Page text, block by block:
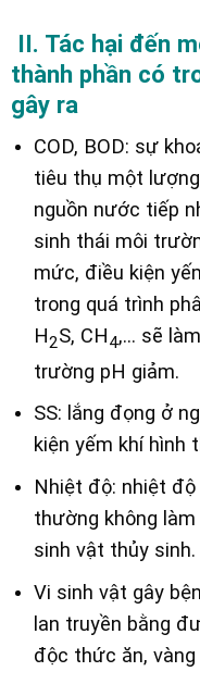
II. Tác hại đến
thành phần có
gây ra
COD, BOD: sự
tiêu thụ một
nguồn nước tiếp
sinh thái môi
mức, điều kiện
trong quá trình
H2S, CH4,… sẽ
trường pH giảm.
SS: lắng đọng ở
kiện yếm khí hình
Nhiệt độ: nhiệt
thường không
sinh vật thủy sinh.
Vi sinh vật gây
lan truyền bằng
độc thức ăn, vàng